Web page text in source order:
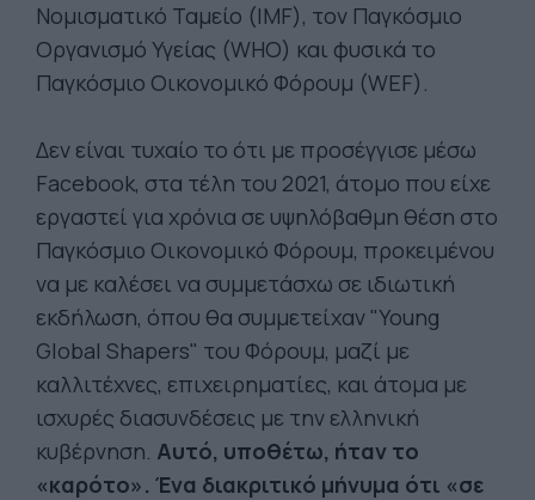
Νομισματικό Ταμείο (IMF), τον Παγκόσμιο
Οργανισμό Υγείας (WHO) και φυσικά το
Παγκόσμιο Οικονομικό Φόρουμ (WEF).
Δεν είναι τυχαίο το ότι με προσέγγισε μέσω
Facebook, στα τέλη του 2021, άτομο που είχε
εργαστεί για χρόνια σε υψηλόβαθμη θέση στο
Παγκόσμιο Οικονομικό Φόρουμ, προκειμένου
να με καλέσει να συμμετάσχω σε ιδιωτική
εκδήλωση, όπου θα συμμετείχαν "Young
Global Shapers" του Φόρουμ, μαζί με
καλλιτέχνες, επιχειρηματίες, και άτομα με
ισχυρές διασυνδέσεις με την ελληνική
κυβέρνηση. Αυτό, υποθέτω, ήταν το
«καρότο». Ένα διακριτικό μήνυμα ότι «σε